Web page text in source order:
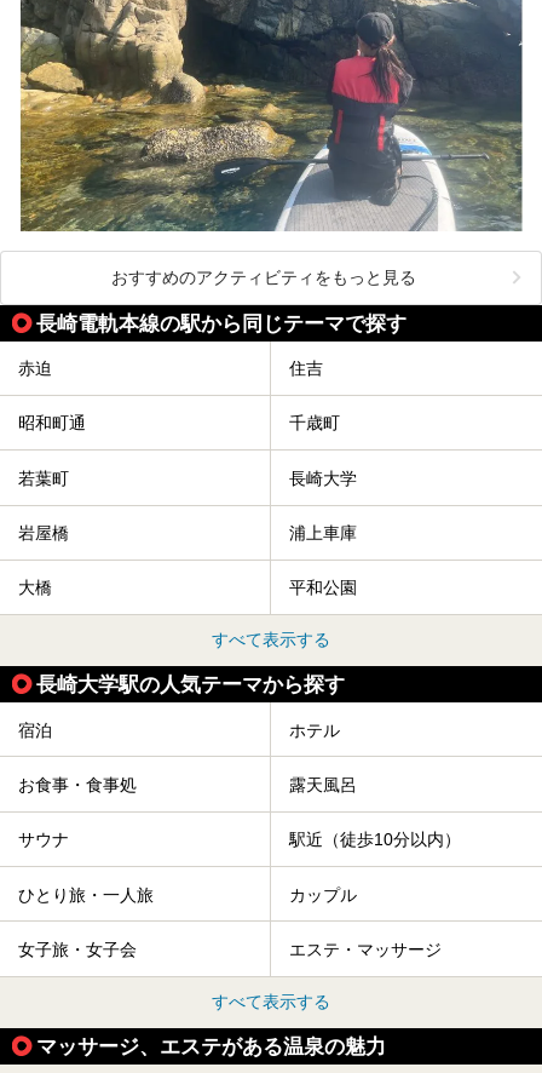
おすすめのアクティビティをもっと見る
長崎電軌本線の駅から同じテーマで探す
赤迫 住吉
昭和町通 千歳町
若葉町 長崎大学
岩屋橋 浦上車庫
大橋 平和公園
すべて表示する
長崎大学駅の人気テーマから探す
宿泊 ホテル
お食事・食事処 露天風呂
サウナ 駅近（徒歩10分以内）
ひとり旅・一人旅 カップル
女子旅・女子会 エステ・マッサージ
すべて表示する
マッサージ、エステがある温泉の魅力